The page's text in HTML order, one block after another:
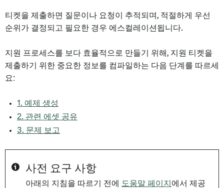
티켓을 제출하면 질문이나 요청이 추적되며, 적절하게 우선
순위가 결정되고 필요한 경우 에스컬레이션됩니다.
지원 프로세스를 보다 효율적으로 만들기 위해, 지원 티켓을
제출하기 위한 중요한 정보를 컴파일하는 다음 단계를 따르세
요:
1. 예제 생성
2. 관련 에셋 공유
3. 문제 보고
사전 요구 사항
아래의 지침을 따르기 전에 도움말 페이지 에서 제공